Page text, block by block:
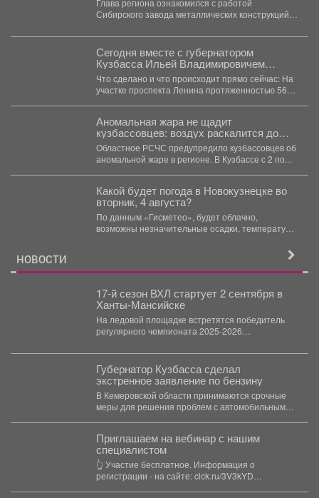
Сибирского завода металлических конструкций и
«Сибшахтострой»...
Сегодня вместе с губернатором
Кузбасса Ильей Владимировичем
Середюком проверили ход
реконструкции трамвайного маршрута
№10
Что сделано и что происходит прямо сейчас: На
участке проспекта Ленина протяженностью 560
Аномальная жара не щадит
кузбассовцев: воздух раскалится до
+35
Областное РСЧС предупредило кузбассовцев об
аномальной жаре в регионе. В Кузбассе с 2 по...
Какой будет погода в Новокузнецке во
вторник, 4 августа?
По данным «Гисметео», будет облачно,
возможны незначительные осадки, температура
НОВОСТИ
17-й сезон ВХЛ стартует 2 сентября в
Ханты-Мансийске
На ледовой площадке встретятся победитель
регулярного чемпионата 2025-2026
«Югра». ...
Губернатор Кузбасса сделал
экстренное заявление по бензину
В Кемеровской области принимаются срочные
меры для решения проблем с автомобильным
Приглашаем на вебинар с нашим
специалистом
👆 Участие бесплатное. Информация о
регистрации - на сайте: clck.ru/3V3kYD